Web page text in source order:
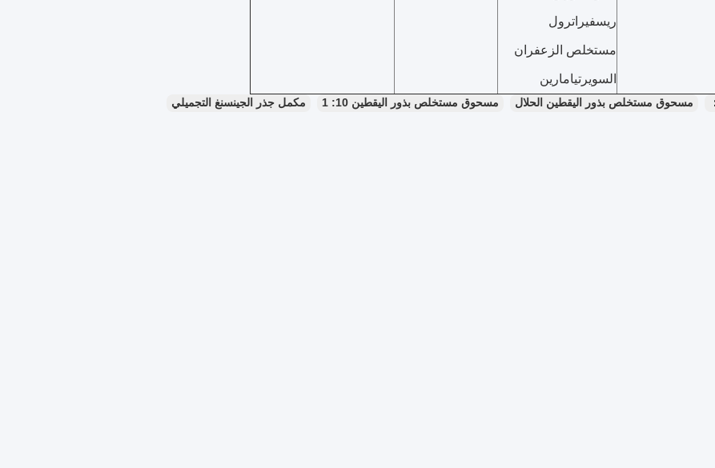
ريسفيراترول
مستخلص الزعفران
السويرتيامارين
مسحوق مستخلص بذور اليقطين الحلال مسحوق مستخلص بذور اليقطين 10: 1 مكمل جذر الجينسنغ التجميلي